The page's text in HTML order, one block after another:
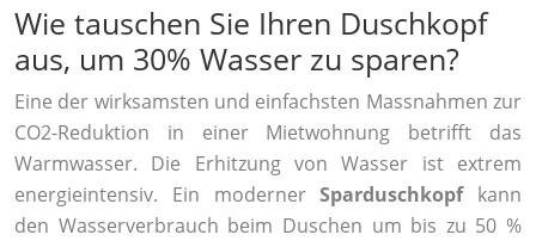
Wie tauschen Sie Ihren Duschkopf
aus, um 30% Wasser zu sparen?
Eine der wirksamsten und einfachsten Massnahmen zur
CO2-Reduktion in einer Mietwohnung betrifft das
Warmwasser. Die Erhitzung von Wasser ist extrem
energieintensiv. Ein modernerSparduschkopfkann
den Wasserverbrauch beim Duschen um bis zu 50 %